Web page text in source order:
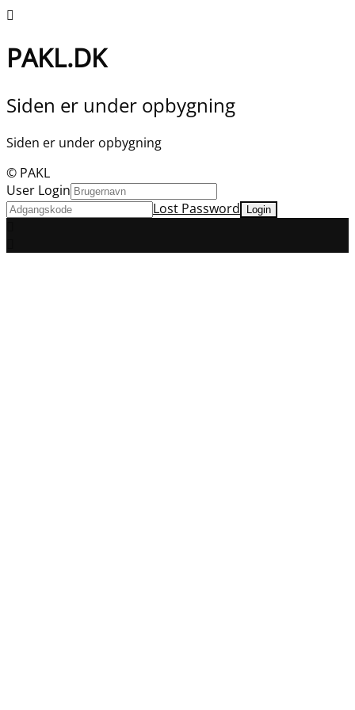
PAKL.DK
Siden er under opbygning
Siden er under opbygning
© PAKL
User Login
Lost Password